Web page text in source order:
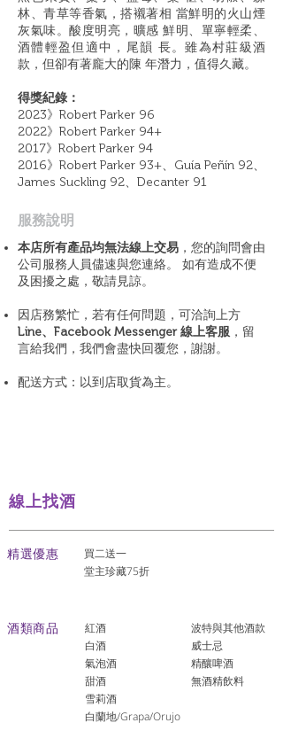
林、青草等香氣，搭襯著相 當鮮明的火山煙
灰氣味。酸度明亮，曠感 鮮明、單寧輕柔、
酒體輕盈但適中，尾韻 長。雖為村莊級酒
款，但卻有著龐大的陳 年潛力，值得久藏。
得獎紀錄：
2023》Robert Parker 96
2022》Robert Parker 94+
2017》Robert Parker 94
2016》Robert Parker 93+、Guía Peñín 92、
James Suckling 92、Decanter 91
​服務說明
本店所有產品均無法線上交易 ，您的詢問會由
公司服務人員儘速與您連絡。 如有造成不便
及困擾之處，敬請見諒。
因店務繁忙，若有任何問題，可洽詢上方
Line、Facebook Messenger 線上客服 ，留
言給我們，我們會盡快回覆您，謝謝。
配送方式：以到店取貨為主。
線上找酒
​精選優惠
買二送一
堂主珍藏75折
酒類商品
紅酒
白酒
氣泡酒
​甜酒
雪莉酒
白蘭地/Grapa/Orujo
波特與其他酒款
威士忌
精釀啤酒
​無酒精飲料